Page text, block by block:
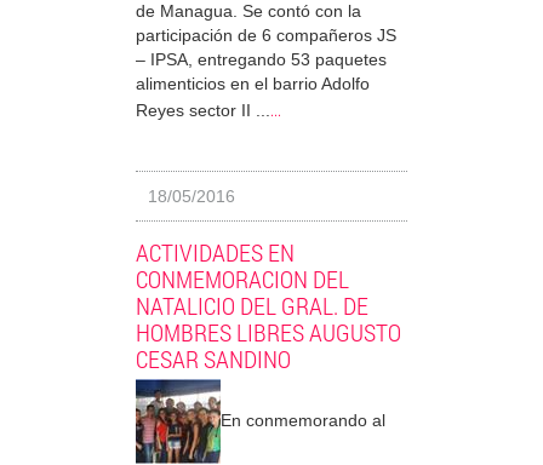
de Managua. Se contó con la
participación de 6 compañeros JS
– IPSA, entregando 53 paquetes
alimenticios en el barrio Adolfo
Reyes sector II ... ...
18/05/2016
ACTIVIDADES EN
CONMEMORACION DEL
NATALICIO DEL GRAL. DE
HOMBRES LIBRES AUGUSTO
CESAR SANDINO
En conmemorando al